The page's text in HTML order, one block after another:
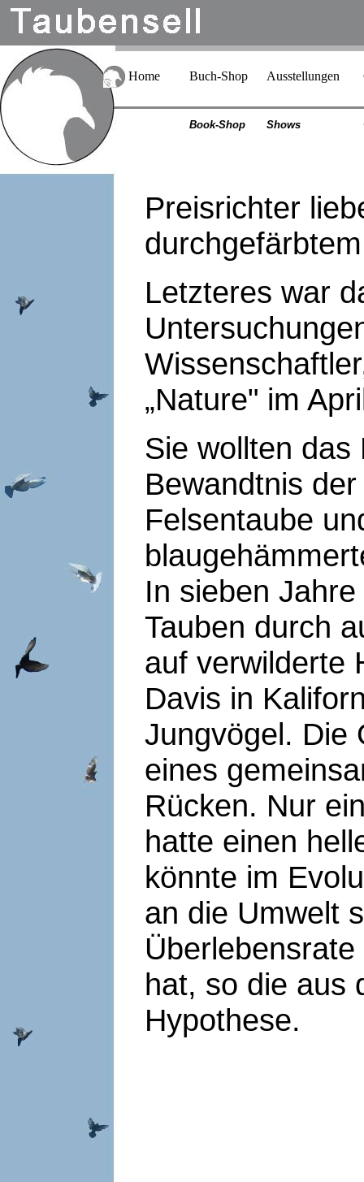
Home Buch-Shop Ausstellungen
Book-Shop Shows
Preisrichter
Letzteres war
„Nature" im
Sie wollten das
Bewandtnis
Felsentaube
In sieben
Tauben durch
auf verwilderte
Davis in
Jungvögel. Die
eines
Rücken. Nur
hatte einen
könnte im
an die Umwelt
hat, so die aus
Hypothese.